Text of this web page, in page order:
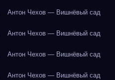
Антон Чехов — Вишнёвый сад
Антон Чехов — Вишнёвый сад
Антон Чехов — Вишнёвый сад
Антон Чехов — Вишнёвый сад